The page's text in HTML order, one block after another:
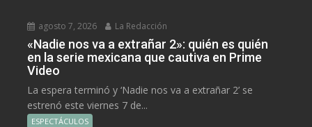
agosto 7, 2026 La Redacción
«Nadie nos va a extrañar 2»: quién es quién
en la serie mexicana que cautiva en Prime
Video
La espera terminó y ‘Nadie nos va a extrañar 2’ se
estrenó este viernes 7 de...
ESPECTÁCULOS